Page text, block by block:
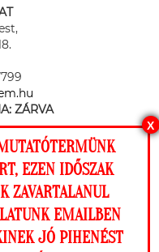
hogy a
ZÁRVA
biztosítja, MNB engedély
2013
X
EZEN IDŐSZAK
ZAVARTALANUL
EMAILBEN
JÓ PIHENÉST